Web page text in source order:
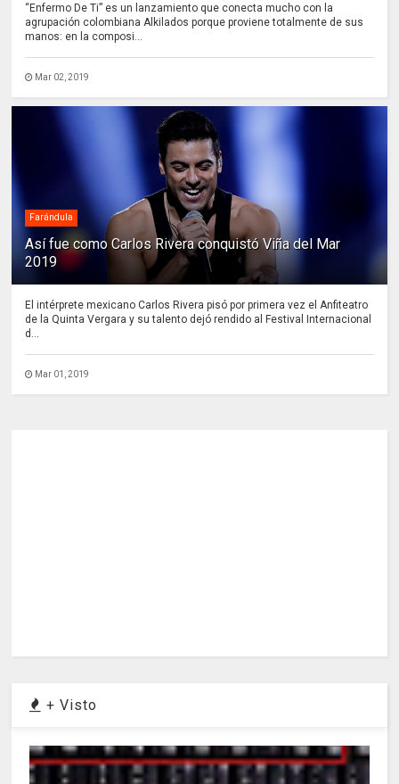
“Enfermo De Ti” es un lanzamiento que conecta mucho con la
agrupación colombiana Alkilados porque proviene totalmente de sus
manos: en la composi...
Mar 02, 2019
Farándula
Así fue como Carlos Rivera conquistó Viña del Mar
2019
El intérprete mexicano Carlos Rivera pisó por primera vez el Anfiteatro
de la Quinta Vergara y su talento dejó rendido al Festival Internacional
d...
Mar 01, 2019
+ Visto